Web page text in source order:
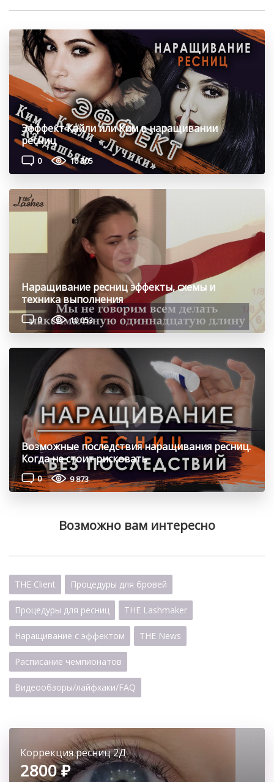
Эфффект Кайли или Ким в наращивании
ресниц
0 10 305
Наращивание ресниц эффекты, схемы и
техника выполнения
0 10 053
Возможные последствия наращивания ресниц.
Когда не стоит рисковать
0 9 873
Возможно вам интересно
THE Client Процедуры для бровей
Процедуры для ресниц THE Lashmaker
Наращивание с эффектом THE News
Расписание чемпионатов
Видеообзоры/лайфхаки/FAQ
Коррекция ресниц 1 Д
1600 ₽
Коррекция ресниц 2Д
2800 ₽